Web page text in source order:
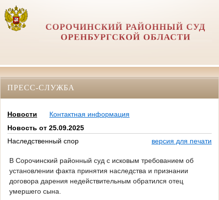
СОРОЧИНСКИЙ РАЙОННЫЙ СУД
ОРЕНБУРГСКОЙ ОБЛАСТИ
ПРЕСС-СЛУЖБА
Новости
Контактная информация
Новость от 25.09.2025
Наследственный спор
версия для печати
В Сорочинский районный суд с исковым требованием об
установлении факта принятия наследства и признании
договора дарения недействительным обратился отец
умершего сына.